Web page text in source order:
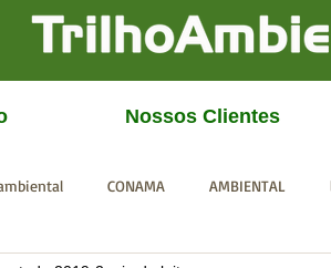
Nossos Clientes
CONAMA AMBIENTAL